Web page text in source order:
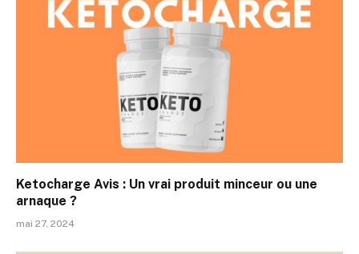
Ketocharge Avis : Un vrai produit minceur ou une
arnaque ?
mai 27, 2024